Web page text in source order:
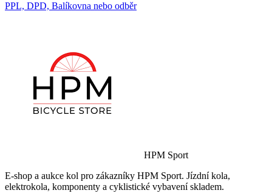
PPL, DPD, Balíkovna nebo odběr
HPM Sport
E-shop a aukce kol pro zákazníky HPM Sport. Jízdní kola,
elektrokola, komponenty a cyklistické vybavení skladem.